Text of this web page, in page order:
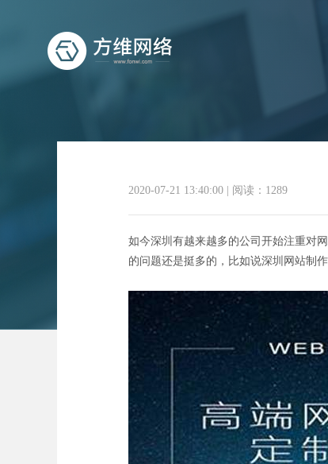
深圳
2020-07-21 13:40:00 阅读：1289
如今深圳有越来越多的公司开始注重对
的问题还是挺多的，比如说深圳网站制